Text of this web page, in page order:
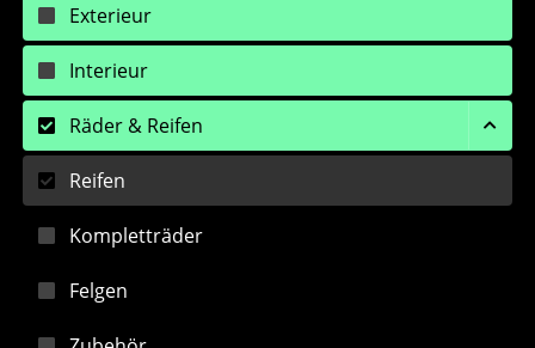
Exterieur
Interieur
Räder & Reifen
Reifen
Kompletträder
Felgen